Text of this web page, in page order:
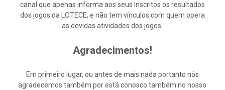
canal que apenas informa aos seus Inscritos os resultados
dos jogos da LOTECE, e não tem vínculos com quem opera
as devidas atividades dos jogos.
Agradecimentos!
Em primeiro lugar, ou antes de mais nada portanto nós
agradecemos também por está conosco também no nosso